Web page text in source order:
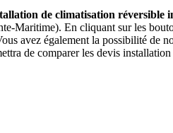
de climatisation
Maritime). En cliquant sur les
avez également la possibilité de
de comparer les devis